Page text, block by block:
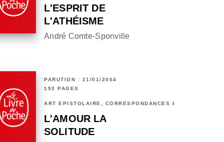
L'ESPRIT DE
L'ATHÉISME
André Comte-Sponville
PARUTION : 21/01/2004
192 PAGES
ART ÉPISTOLAIRE, CORRESPONDANCES ET CHRONIQUES
L'AMOUR LA
SOLITUDE